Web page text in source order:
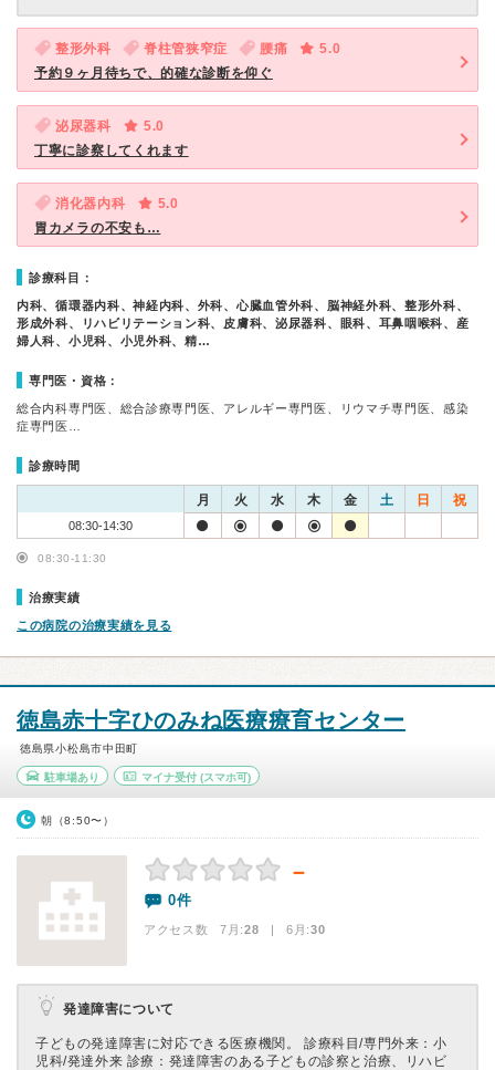
整形外科 脊柱管狭窄症 腰痛
5.0
予約９ヶ月待ちで、的確な診断を仰ぐ
泌尿器科
5.0
丁寧に診察してくれます
消化器内科
5.0
胃カメラの不安も…
診療科目：
内科、循環器内科、神経内科、外科、心臓血管外科、脳神経外科、整形外科、
形成外科、リハビリテーション科、皮膚科、泌尿器科、眼科、耳鼻咽喉科、産
婦人科、小児科、小児外科、精…
専門医・資格：
総合内科専門医、総合診療専門医、アレルギー専門医、リウマチ専門医、感染
症専門医…
診療時間
月 火 水 木 金 土 日 祝
08:30-14:30
08:30-11:30
治療実績
この病院の治療実績を見る
徳島赤十字ひのみね医療療育センター
徳島県小松島市中田町
駐車場あり マイナ受付(スマホ可)
朝（8:50〜）
－
0件
アクセス数 7月:28 | 6月:30
発達障害について
子どもの発達障害に対応できる医療機関。 診療科目/専門外来：小
児科/発達外来 診療：発達障害のある子どもの診察と治療、リハビ